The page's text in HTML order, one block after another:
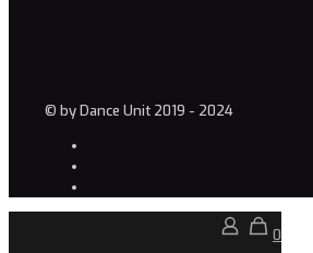
© by Dance Unit 2019 - 2024
0